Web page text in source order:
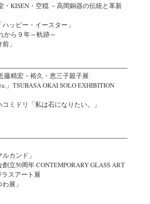
・KISEN・空穏 －高岡銅器の伝統と革新
ッピー・イースター」
から９年～軌跡～
」
藤精宏・裕久・恵三子親子展
」TSUBASA OKAI SOLO EXHIBITION
ミドリ「私は石になりたい。」
カンド」
立50周年 CONTEMPORARY GLASS ART
スアート展
展」